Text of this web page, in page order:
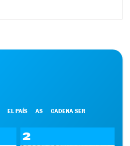
EL PAÍS AS CADENA SER
2